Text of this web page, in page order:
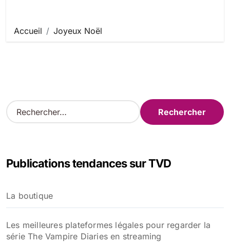
Accueil Joyeux Noël
R
e
r
e
r
:
Publications tendances sur TVD
La boutique
Les meilleures plateformes légales pour regarder la
série The Vampire Diaries en streaming